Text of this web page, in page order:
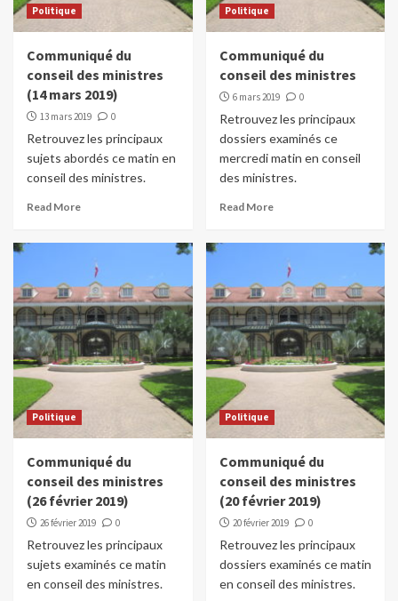
Politique
Communiqué du
conseil des ministres
(14 mars 2019)
13 mars 2019 0
Retrouvez les principaux
sujets abordés ce matin en
conseil des ministres.
Read More
Politique
Communiqué du
conseil des ministres
6 mars 2019 0
Retrouvez les principaux
dossiers examinés ce
mercredi matin en conseil
des ministres.
Read More
Politique
Communiqué du
conseil des ministres
(26 février 2019)
26 février 2019 0
Retrouvez les principaux
sujets examinés ce matin
en conseil des ministres.
Politique
Communiqué du
conseil des ministres
(20 février 2019)
20 février 2019 0
Retrouvez les principaux
dossiers examinés ce matin
en conseil des ministres.